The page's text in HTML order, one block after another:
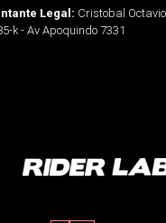
Legal: Cristobal
k - Av Apoquindo 7331